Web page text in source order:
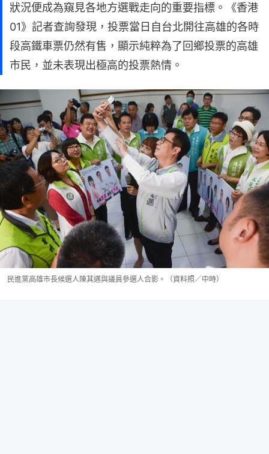
狀況便成為窺見各地方選戰走向的重要指標。《香港
01》記者查詢發現，投票當日自台北開往高雄的各時
段高鐵車票仍然有售，顯示純粹為了回鄉投票的高雄
市民，並未表現出極高的投票熱情。
民進黨高雄市長候選人陳其邁與議員參選人合影。（資料照／中時）